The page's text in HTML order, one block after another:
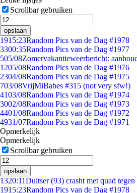
Scrollbar gebruiken
opslaan
1915:23Random Pics van de Dag #1978
3300:35Random Pics van de Dag #1977
505/08Zomervakantieweerbericht:
1205/08Random Pics van de Dag #1976
2304/08Random Pics van de Dag #1975
703/08VrijMiBabes #315 (not very sfw!)
4103/08Random Pics van de Dag #1974
3002/08Random Pics van de Dag #1973
4401/08Random Pics van de Dag #1972
4931/07Random Pics van de Dag #1971
Opmerkelijk
Opmerkelijk
Scrollbar gebruiken
opslaan
1320:11Duitser (93) crasht met quad
1915:23Random Pics van de Dag #1978